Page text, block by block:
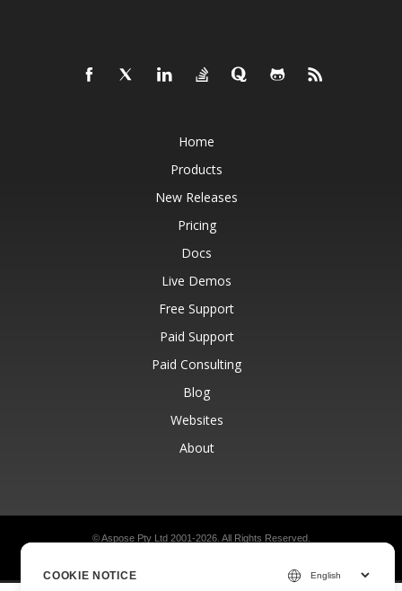
Home
Products
New Releases
Pricing
Docs
Live Demos
Free Support
Paid Support
Paid Consulting
Blog
Websites
About
© Aspose Pty Ltd 2001-2026. All Rights Reserved.
COOKIE NOTICE